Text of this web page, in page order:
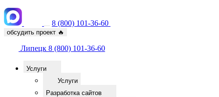
8 (800) 101-36-60
обсудить проект 🔥
Липецк 8 (800) 101-36-60
Услуги
Услуги
Разработка сайтов